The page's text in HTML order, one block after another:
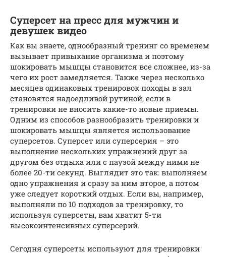
Суперсет на пресс для мужчин и
девушек видео
Как вы знаете, однообразный тренинг со временем
вызывает привыкание организма и поэтому
шокировать мышцы становится все сложнее, из-за
чего их рост замедляется. Также через несколько
месяцев одинаковых тренировок походы в зал
становятся надоедливой рутиной, если в
тренировки не вносить какие-то новые приемы.
Одним из способов разнообразить тренировки и
шокировать мышцы является использование
суперсетов. Суперсет или суперсерия – это
выполнение нескольких упражнений друг за
другом без отдыха или с паузой между ними не
более 20-ти секунд. Выглядит это так: выполняем
одно упражнения и сразу за ним второе, а потом
уже следует короткий отдых. Если вы, например,
выполняли по 10 подходов за тренировку, то
используя суперсеты, вам хватит 5-ти
высокоинтенсивных суперсерий.
Сегодня суперсеты используют для тренировки